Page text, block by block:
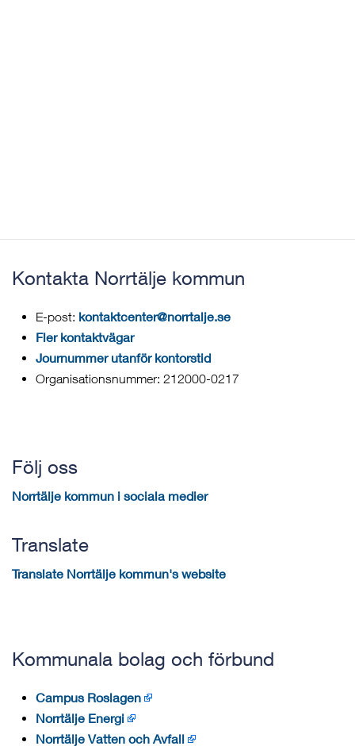
Kontakta Norrtälje kommun
E-post: kontaktcenter@norrtalje.se
Fler kontaktvägar
Journummer utanför kontorstid
Organisationsnummer: 212000-0217
Följ oss
Norrtälje kommun i sociala medier
Translate
Translate Norrtälje kommun's website
Kommunala bolag och förbund
Campus Roslagen
Norrtälje Energi
Norrtälje Vatten och Avfall